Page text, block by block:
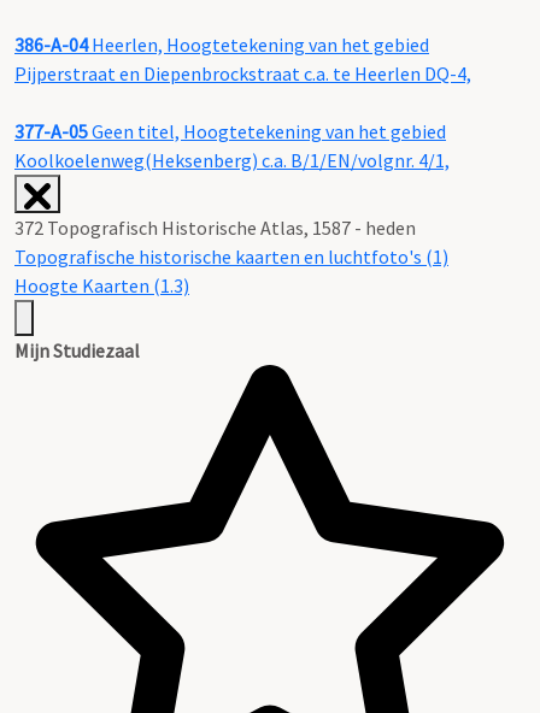
386-A-04Heerlen, Hoogtetekening van het gebied
Pijperstraat en Diepenbrockstraat c.a. te Heerlen DQ-4,
377-A-05Geen titel, Hoogtetekening van het gebied
Koolkoelenweg(Heksenberg) c.a. B/1/EN/volgnr. 4/1,
372 Topografisch Historische Atlas, 1587 - heden
Topografische historische kaarten en luchtfoto's (1)
Hoogte Kaarten (1.3)
Mijn Studiezaal